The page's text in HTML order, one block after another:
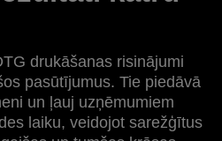
drukāšanas risinājumi
pasūtījumus. Tie piedāvā
un ļauj uzņēmumiem
laiku, veidojot sarežģītus